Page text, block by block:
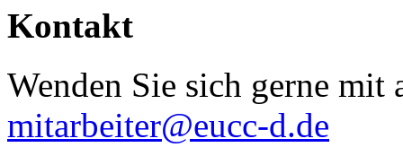
Kontakt
Wenden Sie sich gerne mit
mitarbeiter@eucc-d.de